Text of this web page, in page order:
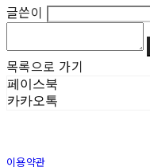
글쓴이
목록으로 가기
페이스북
카카오톡
이용약관